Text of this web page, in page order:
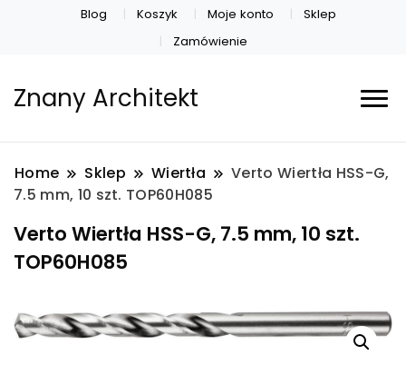
Blog Koszyk Moje konto
Sklep
Zamówienie
Znany Architekt
Home Sklep Wiertła
Verto Wiertła HSS-G,
7.5 mm, 10 szt. TOP60H085
Verto Wiertła HSS-G, 7.5 mm, 10 szt.
TOP60H085